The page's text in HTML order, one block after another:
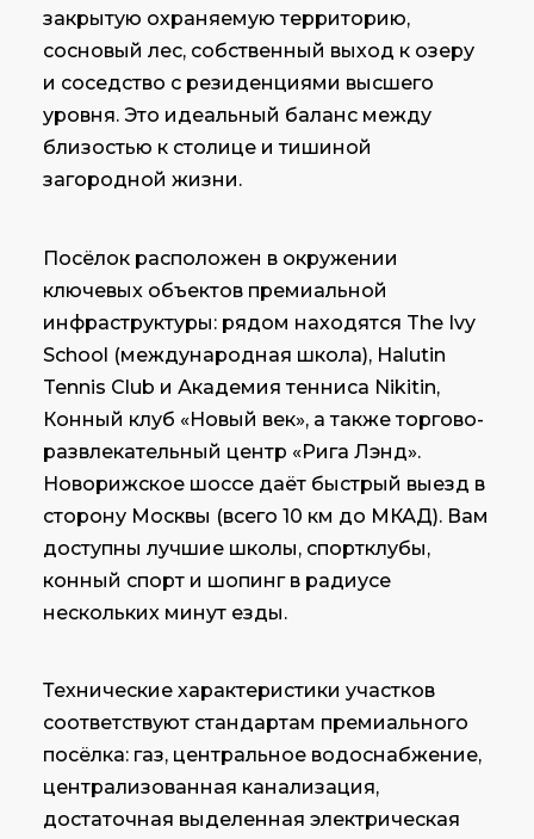
закрытую охраняемую территорию,
сосновый лес, собственный выход к озеру
и соседство с резиденциями высшего
уровня. Это идеальный баланс между
близостью к столице и тишиной
загородной жизни.
Посёлок расположен в окружении
ключевых объектов премиальной
инфраструктуры: рядом находятся The Ivy
School (международная школа), Halutin
Tennis Club и Академия тенниса Nikitin,
Конный клуб «Новый век», а также торгово-
развлекательный центр «Рига Лэнд».
Новорижское шоссе даёт быстрый выезд в
сторону Москвы (всего 10 км до МКАД). Вам
доступны лучшие школы, спортклубы,
конный спорт и шопинг в радиусе
нескольких минут езды.
Технические характеристики участков
соответствуют стандартам премиального
посёлка: газ, центральное водоснабжение,
централизованная канализация,
достаточная выделенная электрическая